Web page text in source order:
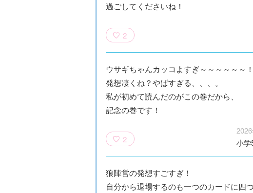
過ごしてくださいね！
2
ウサギちゃんカッコよすぎ～～～～～～
発想凄くね？やばすぎる、、、。
私が初めて読んだのがこの巻だから、
記念の巻です！
2
小学
狼陣営の発想すごすぎ！
自分から退場するのも一つのカードに四